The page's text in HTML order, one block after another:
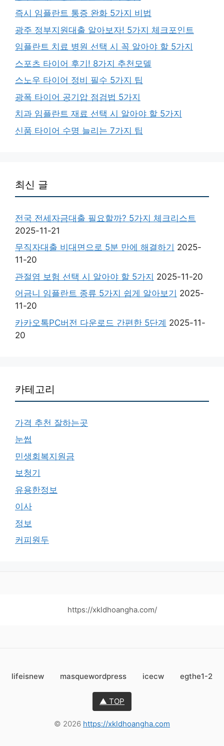
즉시 임플란트 통증 완화 5가지 비법
광주 정부지원대출 알아보자! 5가지 체크포인트
임플란트 치료 병원 선택 시 꼭 알아야 할 5가지
스포츠 타이어 후기! 8가지 추천모델
스노우 타이어 정비 필수 5가지 팁
광폭 타이어 공기압 점검법 5가지
치과 임플란트 재료 선택 시 알아야 할 5가지
신품 타이어 수명 늘리는 7가지 팁
최신 글
전국 전세자금대출 필요할까? 5가지 체크리스트
2025-11-21
무직자대출 비대면으로 5분 만에 해결하기 2025-
11-20
관절염 보험 선택 시 알아야 할 5가지 2025-11-20
어금니 임플란트 종류 5가지 쉽게 알아보기 2025-
11-20
카카오톡PC버전 다운로드 간편한 5단계 2025-11-
20
카테고리
가격 추천 잘하는곳
눈썹
민생회복지원금
보청기
유용한정보
이사
정보
커피원두
https://xkldhoangha.com/
lifeisnew masquewordpress icecw egthe1-2
▲ TOP
© 2026 https://xkldhoangha.com